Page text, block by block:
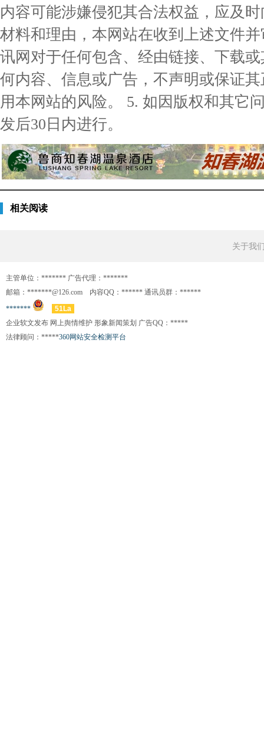
内容可能涉嫌侵犯其合法权益，应及
材料和理由，本网站在收到上述文件
讯网对于任何包含、经由链接、下载
何内容、信息或广告，不声明或保证
用本网站的风险。 5. 如因版权和其它
发后30日内进行。
相关阅读
关于我
主管单位：******* 广告代理：*******
邮箱：*******@126.com 内容QQ：****** 通讯员群：******
*******
51La
企业软文发布 网上舆情维护 形象新闻策划 广告QQ：*****
法律顾问：*****360网站安全检测平台